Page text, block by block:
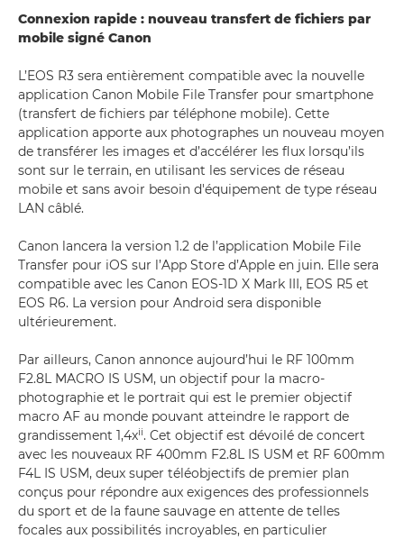
Connexion rapide : nouveau transfert de fichiers par
mobile signé Canon
L’EOS R3 sera entièrement compatible avec la nouvelle
application Canon Mobile File Transfer pour smartphone
(transfert de fichiers par téléphone mobile). Cette
application apporte aux photographes un nouveau moyen
de transférer les images et d’accélérer les flux lorsqu’ils
sont sur le terrain, en utilisant les services de réseau
mobile et sans avoir besoin d'équipement de type réseau
LAN câblé.
Canon lancera la version 1.2 de l’application Mobile File
Transfer pour iOS sur l’App Store d’Apple en juin. Elle sera
compatible avec les Canon EOS-1D X Mark III, EOS R5 et
EOS R6. La version pour Android sera disponible
ultérieurement.
Par ailleurs, Canon annonce aujourd’hui le RF 100mm
F2.8L MACRO IS USM, un objectif pour la macro-
photographie et le portrait qui est le premier objectif
macro AF au monde pouvant atteindre le rapport de
grandissement 1,4xii. Cet objectif est dévoilé de concert
avec les nouveaux RF 400mm F2.8L IS USM et RF 600mm
F4L IS USM, deux super téléobjectifs de premier plan
conçus pour répondre aux exigences des professionnels
du sport et de la faune sauvage en attente de telles
focales aux possibilités incroyables, en particulier